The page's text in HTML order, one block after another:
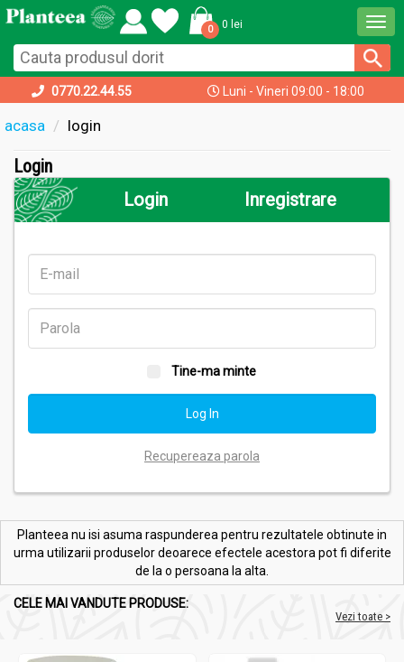
0 0 lei
0770.22.44.55 Luni - Vineri 09:00 - 18:00
acasa login
Login
Login
Inregistrare
Tine-ma minte
Recupereaza parola
Planteea nu isi asuma raspunderea pentru rezultatele obtinute in
urma utilizarii produselor deoarece efectele acestora pot fi diferite
de la o persoana la alta.
CELE MAI VANDUTE PRODUSE:
Vezi toate >